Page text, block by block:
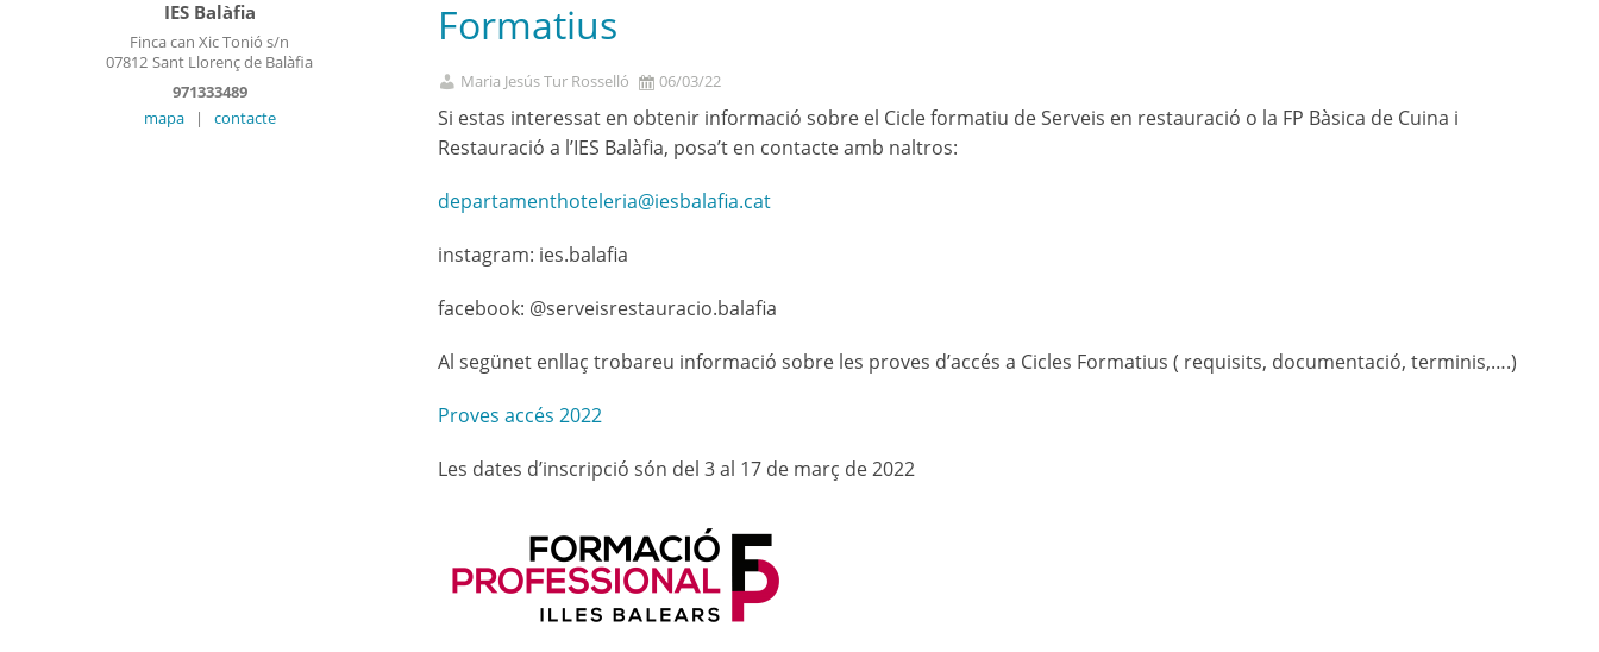
Formatius
Maria Jesús Tur Rosselló 06/03/22
Si estas interessat en obtenir informació sobre el Cicle formatiu de Serveis en restauració o la FP Bàsica de Cuina i
Restauració a l’IES Balàfia, posa’t en contacte amb naltros:
departamenthoteleria@iesbalafia.cat
instagram: ies.balafia
facebook: @serveisrestauracio.balafia
Al segünet enllaç trobareu informació sobre les proves d’accés a Cicles Formatius ( requisits, documentació, terminis,….)
Proves accés 2022
Les dates d’inscripció són del 3 al 17 de març de 2022
IES Balàfia
Finca can Xic Tonió s/n
07812 Sant Llorenç de Balàfia
971333489
mapa
| contacte